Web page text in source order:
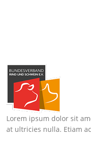
Lorem ipsum dolor sit
at ultricies nulla. Etiam